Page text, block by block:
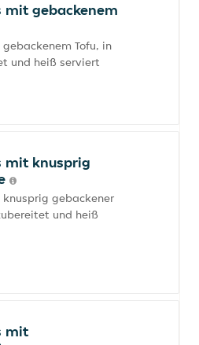
mit gebackenem
Tofu, in
und heiß serviert
mit knusprig
gebackener
und heiß
mit